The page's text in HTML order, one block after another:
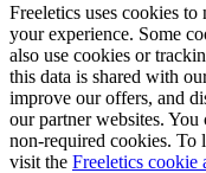
Freeletics uses cookies
your experience. Some
also use cookies or
this data is shared with
improve our offers, and
our partner websites. You
non-required cookies. To
visit the Freeletics cookie